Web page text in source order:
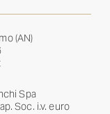
(AN)
Spa
Soc. i.v. euro